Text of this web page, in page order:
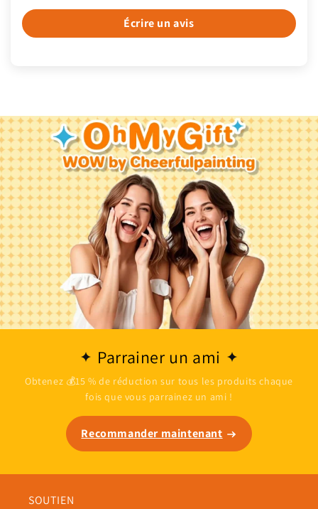
Écrire un avis
Parrainer un ami
Obtenez 💰15 % de réduction sur tous les produits chaque
fois que vous parrainez un ami !
Recommander maintenant
SOUTIEN